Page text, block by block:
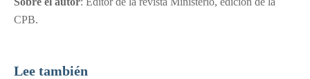
CPB.
Lee también